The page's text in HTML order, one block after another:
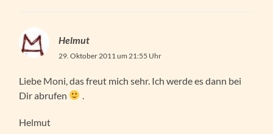
Helmut
29. Oktober 2011 um 21:55 Uhr
Liebe Moni, das freut mich sehr. Ich werde es dann bei
Dir abrufen
Helmut